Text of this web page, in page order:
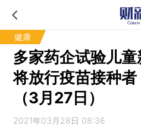
健康
多家药企试验儿
将放行疫苗接种
（3月27日）
2021年03月28日 08:36